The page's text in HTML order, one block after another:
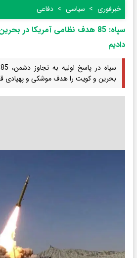
خبرفوری سیاسی دفاعی
سپاه: 85 هدف نظامی آمریکا در
دادیم
بحرین و کویت را هدف موشکی و پهپادی